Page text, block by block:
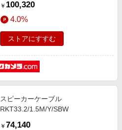
￥ 100,320
4.0%
ストアにすすむ
スピーカーケーブル
RKT33.2/1.5M/Y/SBW
￥ 74,140